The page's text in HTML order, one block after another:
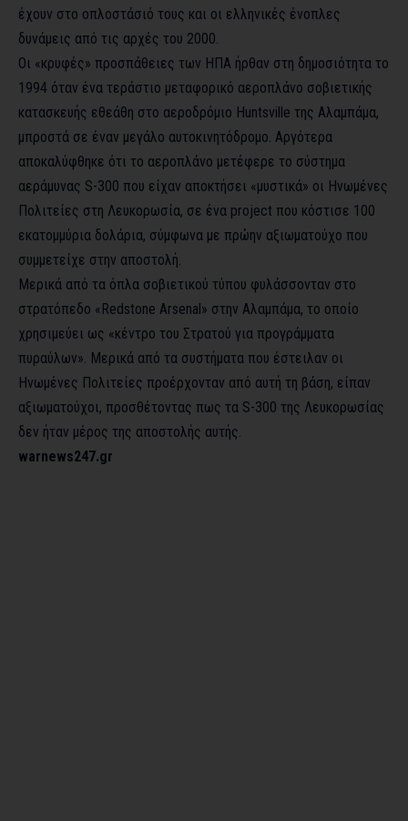
έχουν στο οπλοστάσιό τους και οι ελληνικές ένοπλες
δυνάμεις από τις αρχές του 2000.
Οι «κρυφές» προσπάθειες των ΗΠΑ ήρθαν στη δημοσιότητα το
1994 όταν ένα τεράστιο μεταφορικό αεροπλάνο σοβιετικής
κατασκευής εθεάθη στο αεροδρόμιο Huntsville της Αλαμπάμα,
μπροστά σε έναν μεγάλο αυτοκινητόδρομο. Αργότερα
αποκαλύφθηκε ότι το αεροπλάνο μετέφερε το σύστημα
αεράμυνας S-300 που είχαν αποκτήσει «μυστικά» οι Ηνωμένες
Πολιτείες στη Λευκορωσία, σε ένα project που κόστισε 100
εκατομμύρια δολάρια, σύμφωνα με πρώην αξιωματούχο που
συμμετείχε στην αποστολή.
Μερικά από τα όπλα σοβιετικού τύπου φυλάσσονταν στο
στρατόπεδο «Redstone Arsenal» στην Αλαμπάμα, το οποίο
χρησιμεύει ως «κέντρο του Στρατού για προγράμματα
πυραύλων». Μερικά από τα συστήματα που έστειλαν οι
Ηνωμένες Πολιτείες προέρχονταν από αυτή τη βάση, είπαν
αξιωματούχοι, προσθέτοντας πως τα S-300 της Λευκορωσίας
δεν ήταν μέρος της αποστολής αυτής.
warnews247.gr